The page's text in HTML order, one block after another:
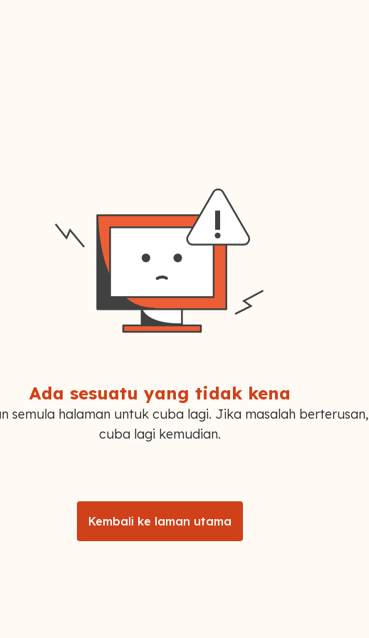
Ada sesuatu yang tidak kena
semula halaman untuk cuba lagi. Jika masalah berterusan,
cuba lagi kemudian.
Kembali ke laman utama